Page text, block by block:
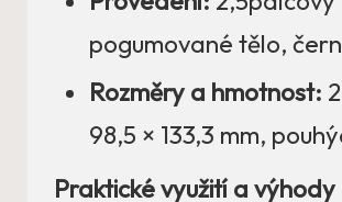
pogumované tělo,
Rozměry a hmotnost:
98,5 × 133,3 mm,
Praktické využití a výhody